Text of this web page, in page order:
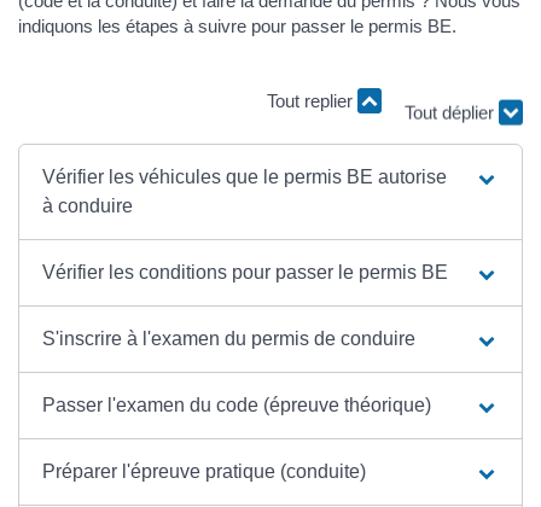
indiquons les étapes à suivre pour passer le permis BE.
Tout replier Tout déplier
Vérifier les véhicules que le permis BE autorise
à conduire
Vérifier les conditions pour passer le permis BE
S'inscrire à l'examen du permis de conduire
Passer l'examen du code (épreuve théorique)
Préparer l'épreuve pratique (conduite)